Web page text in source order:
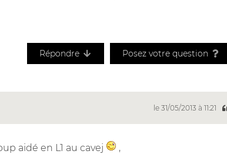
Répondre Posez votre question
le 31/05/2013 à 11:21
aidé en L1 au cavej ,